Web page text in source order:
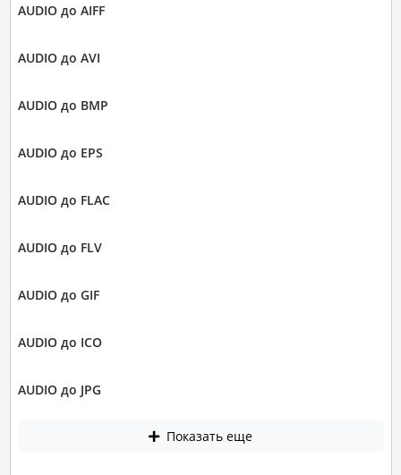
AUDIO до AIFF
AUDIO до AVI
AUDIO до BMP
AUDIO до EPS
AUDIO до FLAC
AUDIO до FLV
AUDIO до GIF
AUDIO до ICO
AUDIO до JPG
Показать еще